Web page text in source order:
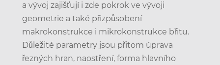
a vývoj zajišťují i zde pokrok ve vývoji
geometrie a také přizpůsobení
makrokonstrukce i mikrokonstrukce břitu.
Důležité parametry jsou přitom úprava
řezných hran, naostření, forma hlavního